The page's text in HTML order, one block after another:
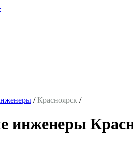
/Красноярск /
инженеры